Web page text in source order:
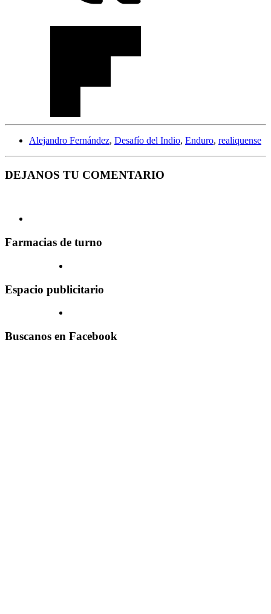
Alejandro Fernández, Desafío del Indio, Enduro, realiquense
DEJANOS TU COMENTARIO
Farmacias de turno
Espacio publicitario
Buscanos en Facebook